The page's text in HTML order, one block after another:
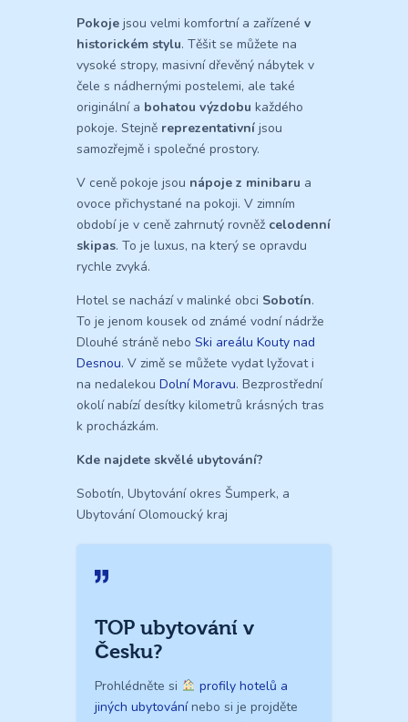
Pokoje jsou velmi komfortní a zařízené v
historickém stylu. Těšit se můžete na
vysoké stropy, masivní dřevěný nábytek v
čele s nádhernými postelemi, ale také
originální a bohatou výzdobu každého
pokoje. Stejně reprezentativní jsou
samozřejmě i společné prostory.
V ceně pokoje jsou nápoje z minibaru a
ovoce přichystané na pokoji. V zimním
období je v ceně zahrnutý rovněž celodenní
skipas. To je luxus, na který se opravdu
rychle zvyká.
Hotel se nachází v malinké obci Sobotín.
To je jenom kousek od známé vodní nádrže
Dlouhé stráně nebo Ski areálu Kouty nad
Desnou. V zimě se můžete vydat lyžovat i
na nedalekou Dolní Moravu. Bezprostřední
okolí nabízí desítky kilometrů krásných tras
k procházkám.
Kde najdete skvělé ubytování?
Sobotín, Ubytování okres Šumperk, a
Ubytování Olomoucký kraj
TOP ubytování v
Česku?
Prohlédněte si
profily hotelů a
jiných ubytovánínebo si je projděte